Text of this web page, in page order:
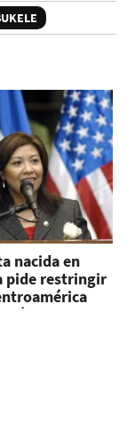
nacida en
pide restringir
y 'mala